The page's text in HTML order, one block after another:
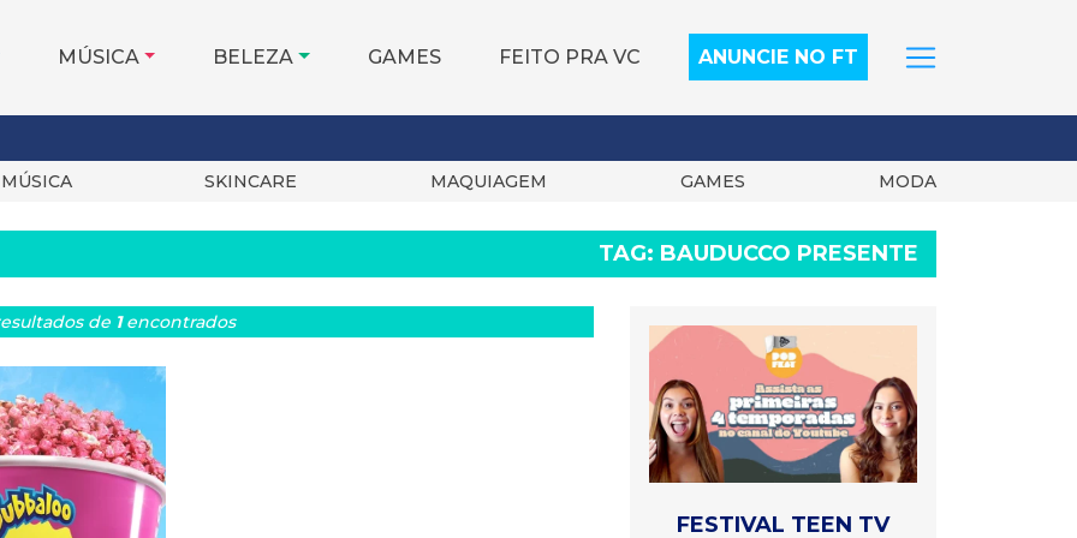
MÚSICA BELEZA GAMES FEITO PRA VC ANUNCIE NO FT
MÚSICA SKINCARE MAQUIAGEM GAMES MODA
TAG: BAUDUCCO PRESENTE
de 1encontrados
FESTIVAL TEEN TV